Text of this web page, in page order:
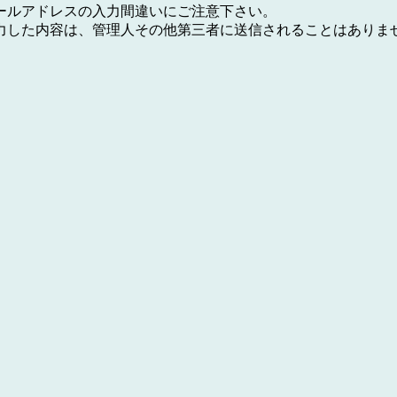
アドレスの入力間違いにご注意下さい。
た内容は、管理人その他第三者に送信されることはありま